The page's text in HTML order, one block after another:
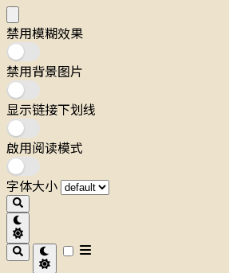
禁用模糊效果
禁用背景图片
显示链接下划线
啟用阅读模式
字体大小